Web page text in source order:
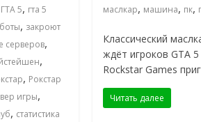
ГТА 5, гта 5
, закроют
серверов,
,
, Рокстар
игры,
, статистика
маслкар, машина, пк,
Классический
ждёт игроков GTA
Rockstar Games
Читать далее